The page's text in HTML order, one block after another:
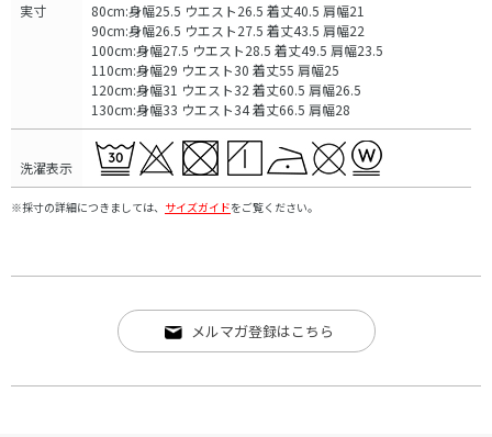
実寸
80cm:身幅25.5 ウエスト26.5 着丈40.5 肩幅21
90cm:身幅26.5 ウエスト27.5 着丈43.5 肩幅22
100cm:身幅27.5 ウエスト28.5 着丈49.5 肩幅23.5
110cm:身幅29 ウエスト30 着丈55 肩幅25
120cm:身幅31 ウエスト32 着丈60.5 肩幅26.5
130cm:身幅33 ウエスト34 着丈66.5 肩幅28
洗濯表示
※採寸の詳細につきましては、 サイズガイドをご覧ください。
メルマガ登録はこちら